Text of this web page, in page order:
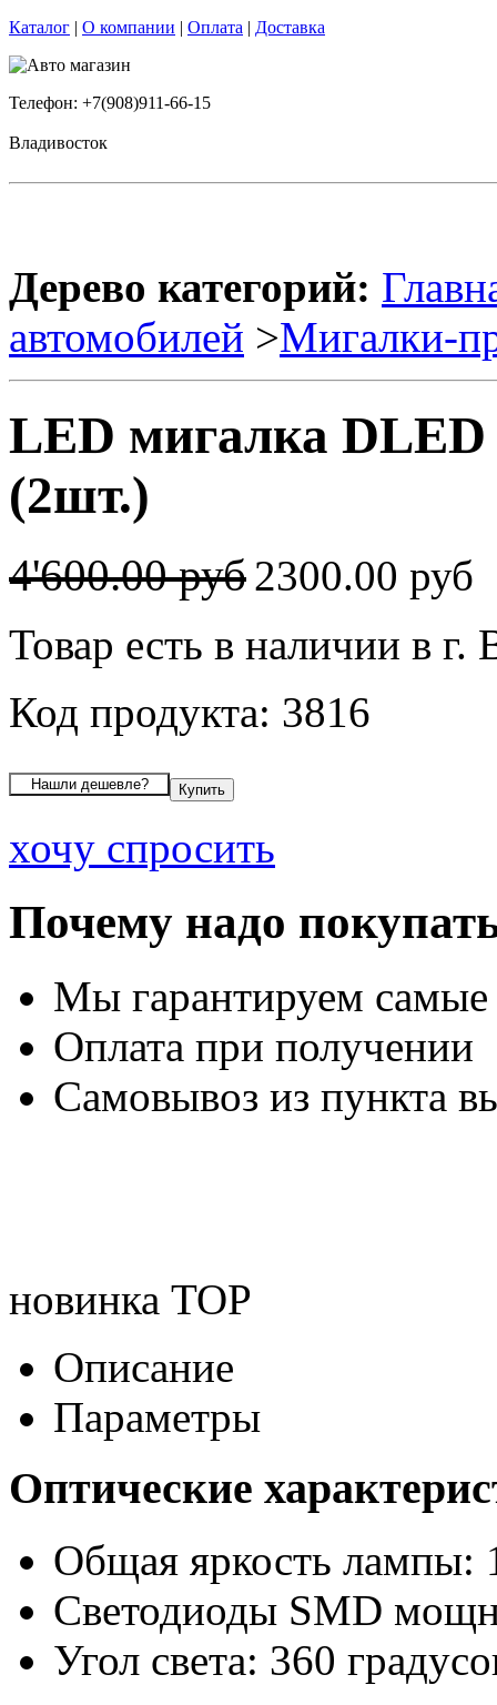
Каталог | О компании | Оплата | Доставка
Телефон: +7(908)911-66-15
Владивосток
Дерево категорий:
автомобилей >Мигалки-
LED мигалка
(2шт.)
4'600.00 руб2300.00 руб
Товар есть в наличии в г.
Код продукта: 3816
хочу спросить
Почему надо
Мы гарантируем
Оплата при получении
Самовывоз из пункта
новинка TOP
Описание
Параметры
Оптические
Общая яркость лампы:
Светодиоды SMD
Угол света: 360